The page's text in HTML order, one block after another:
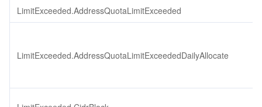
LimitExceeded.AddressQuotaLimitExceeded
LimitExceeded.AddressQuotaLimitExceededDailyAllocate